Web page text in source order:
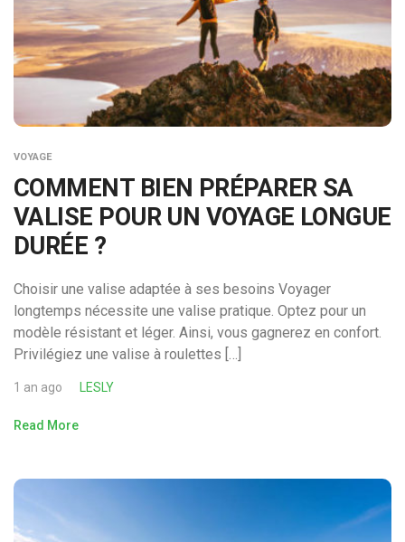
VOYAGE
COMMENT BIEN PRÉPARER SA
VALISE POUR UN VOYAGE LONGUE
DURÉE ?
Choisir une valise adaptée à ses besoins Voyager
longtemps nécessite une valise pratique. Optez pour un
modèle résistant et léger. Ainsi, vous gagnerez en confort.
Privilégiez une valise à roulettes […]
1 an ago LESLY
Read More